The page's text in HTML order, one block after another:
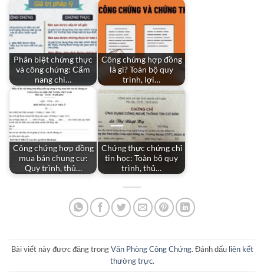
Phân biệt chứng thực
và công chứng: Cẩm
nang chi…
Công chứng hợp đồng
là gì? Toàn bộ quy
trình, lợi…
Công chứng hợp đồng
mua bán chung cư:
Quy trình, thủ…
Chứng thực chứng chỉ
tin học: Toàn bộ quy
trình, thủ…
Bài viết này được đăng trongVăn Phòng Công Chứng. Đánh dấu liên kết
thường trực.